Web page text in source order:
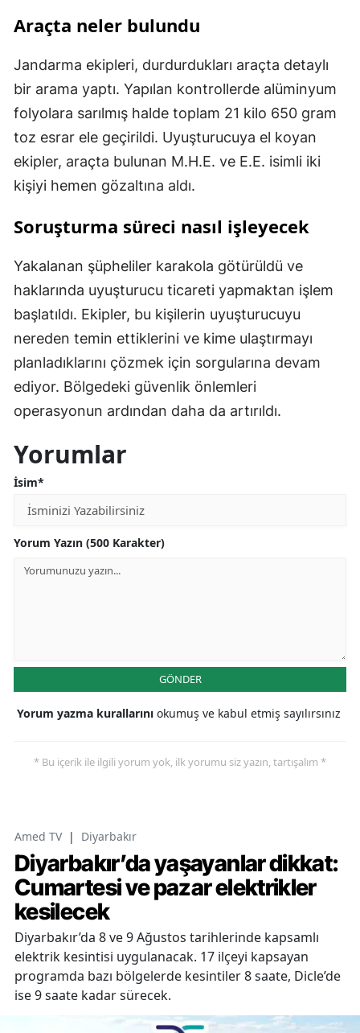
Araçta neler bulundu
Jandarma ekipleri, durdurdukları araçta detaylı
bir arama yaptı. Yapılan kontrollerde alüminyum
folyolara sarılmış halde toplam 21 kilo 650 gram
toz esrar ele geçirildi. Uyuşturucuya el koyan
ekipler, araçta bulunan M.H.E. ve E.E. isimli iki
kişiyi hemen gözaltına aldı.
Soruşturma süreci nasıl işleyecek
Yakalanan şüpheliler karakola götürüldü ve
haklarında uyuşturucu ticareti yapmaktan işlem
başlatıldı. Ekipler, bu kişilerin uyuşturucuyu
nereden temin ettiklerini ve kime ulaştırmayı
planladıklarını çözmek için sorgularına devam
ediyor. Bölgedeki güvenlik önlemleri
operasyonun ardından daha da artırıldı.
Yorumlar
İsim*
Yorum Yazın (500 Karakter)
GÖNDER
Yorum yazma kurallarını okumuş ve kabul etmiş sayılırsınız
* Bu içerik ile ilgili yorum yok, ilk yorumu siz yazın, tartışalım *
Amed TV | Diyarbakır
Diyarbakır’da yaşayanlar dikkat:
Cumartesi ve pazar elektrikler
kesilecek
Diyarbakır’da 8 ve 9 Ağustos tarihlerinde kapsamlı
elektrik kesintisi uygulanacak. 17 ilçeyi kapsayan
programda bazı bölgelerde kesintiler 8 saate, Dicle’de
ise 9 saate kadar sürecek.